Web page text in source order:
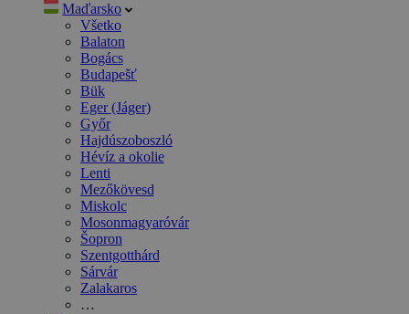
Maďarsko
Všetko
Balaton
Bogács
Budapešť
Bük
Eger (Jáger)
Győr
Hajdúszoboszló
Hévíz a okolie
Lenti
Mezőkövesd
Miskolc
Mosonmagyaróvár
Šopron
Szentgotthárd
Sárvár
Zalakaros
…